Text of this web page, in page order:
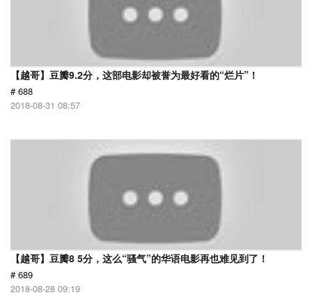
【越哥】豆瓣9.2分，这部电影却被誉为最好看的“烂片”！
# 688
2018-08-31 08:57
【越哥】豆瓣8 5分，这么“骚气”的华语电影再也难见到了！
# 689
2018-08-28 09:19